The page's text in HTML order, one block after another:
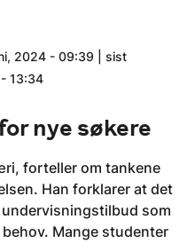
2024 - 09:39 | sist
13:34
nye søkere
forteller om tankene
Han forklarer at det
som
Mange studenter